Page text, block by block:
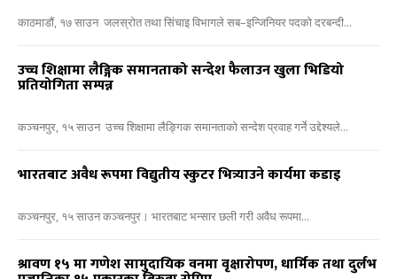
काठमाडौं, १७ साउन जलस्रोत तथा सिंचाइ विभागले सब–इन्जिनियर पदको दरबन्दी...
उच्च शिक्षामा लैङ्गिक समानताको सन्देश फैलाउन खुला भिडियो
प्रतियोगिता सम्पन्न
कञ्चनपुर, १५ साउन उच्च शिक्षामा लैङ्गिक समानताको सन्देश प्रवाह गर्ने उद्देश्यले...
भारतबाट अवैध रूपमा विद्युतीय स्कुटर भित्र्याउने कार्यमा कडाइ
कञ्चनपुर, १५ साउन कञ्चनपुर। भारतबाट भन्सार छली गरी अवैध रूपमा...
श्रावण १५ मा गणेश सामुदायिक वनमा वृक्षारोपण, धार्मिक तथा दुर्लभ